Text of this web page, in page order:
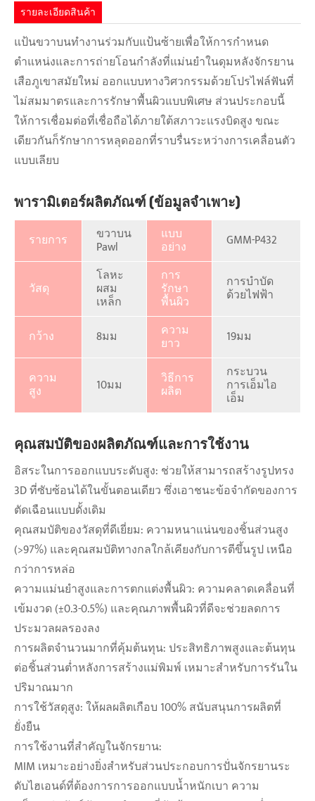
รายละเอียดสินค้า
แป้นขวาบนทำงานร่วมกับแป้นซ้ายเพื่อให้การกำหนด
ตำแหน่งและการถ่ายโอนกำลังที่แม่นยำในดุมหลังจักรยาน
เสือภูเขาสมัยใหม่ ออกแบบทางวิศวกรรมด้วยโปรไฟล์ฟันที่
ไม่สมมาตรและการรักษาพื้นผิวแบบพิเศษ ส่วนประกอบนี้
ให้การเชื่อมต่อที่เชื่อถือได้ภายใต้สภาวะแรงบิดสูง ขณะ
เดียวกันก็รักษาการหลุดออกที่ราบรื่นระหว่างการเคลื่อนตัว
แบบเลียบ
พารามิเตอร์ผลิตภัณฑ์ (ข้อมูลจำเพาะ)
รายการ ขวาบน
Pawl
แบบ
อย่าง GMM-P432
วัสดุ
โลหะ
ผสม
เหล็ก
การ
รักษา
พื้นผิว
การบำบัด
ด้วยไฟฟ้า
กว้าง 8มม ความ
ยาว 19มม
ความ
สูง 10มม วิธีการ
ผลิต
กระบวน
การเอ็มไอ
เอ็ม
คุณสมบัติของผลิตภัณฑ์และการใช้งาน
อิสระในการออกแบบระดับสูง: ช่วยให้สามารถสร้างรูปทรง
3D ที่ซับซ้อนได้ในขั้นตอนเดียว ซึ่งเอาชนะข้อจำกัดของการ
ตัดเฉือนแบบดั้งเดิม
คุณสมบัติของวัสดุที่ดีเยี่ยม: ความหนาแน่นของชิ้นส่วนสูง
(>97%) และคุณสมบัติทางกลใกล้เคียงกับการตีขึ้นรูป เหนือ
กว่าการหล่อ
ความแม่นยำสูงและการตกแต่งพื้นผิว: ความคลาดเคลื่อนที่
เข้มงวด (±0.3-0.5%) และคุณภาพพื้นผิวที่ดีจะช่วยลดการ
ประมวลผลรองลง
การผลิตจำนวนมากที่คุ้มต้นทุน: ประสิทธิภาพสูงและต้นทุน
ต่อชิ้นส่วนต่ำหลังการสร้างแม่พิมพ์ เหมาะสำหรับการรันใน
ปริมาณมาก
การใช้วัสดุสูง: ให้ผลผลิตเกือบ 100% สนับสนุนการผลิตที่
ยั่งยืน
การใช้งานที่สำคัญในจักรยาน:
MIM เหมาะอย่างยิ่งสำหรับส่วนประกอบการปั่นจักรยานระ
ดับไฮเอนด์ที่ต้องการการออกแบบน้ำหนักเบา ความ